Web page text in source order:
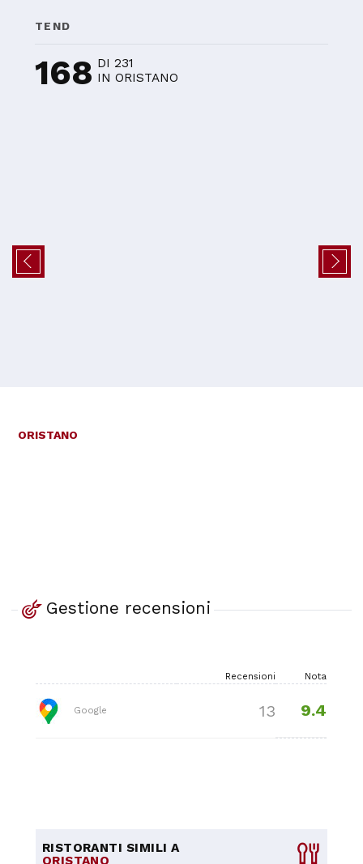
TEND
168 DI 231
IN ORISTANO
ORISTANO
Gestione recensioni
Recensioni Nota
Google 13 9.4
RISTORANTI SIMILI A
ORISTANO